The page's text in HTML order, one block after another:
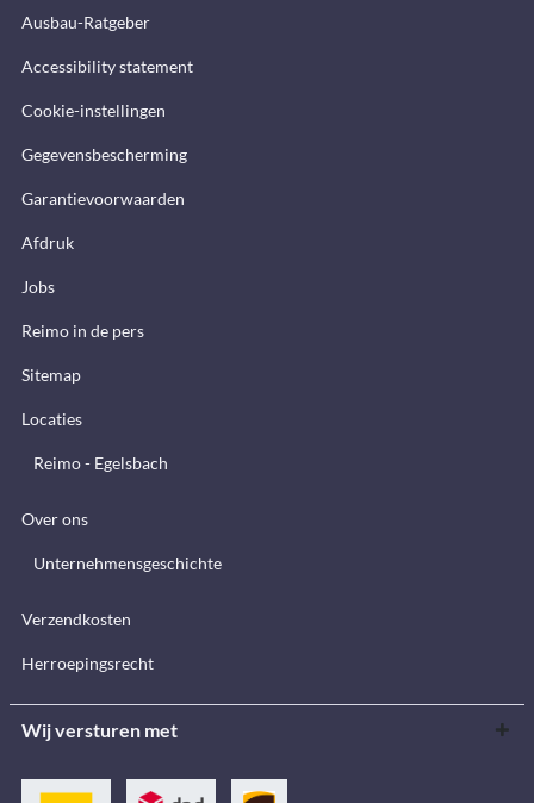
Ausbau-Ratgeber
Accessibility statement
Cookie-instellingen
Gegevensbescherming
Garantievoorwaarden
Afdruk
Jobs
Reimo in de pers
Sitemap
Locaties
Reimo - Egelsbach
Over ons
Unternehmensgeschichte
Verzendkosten
Herroepingsrecht
Wij versturen met